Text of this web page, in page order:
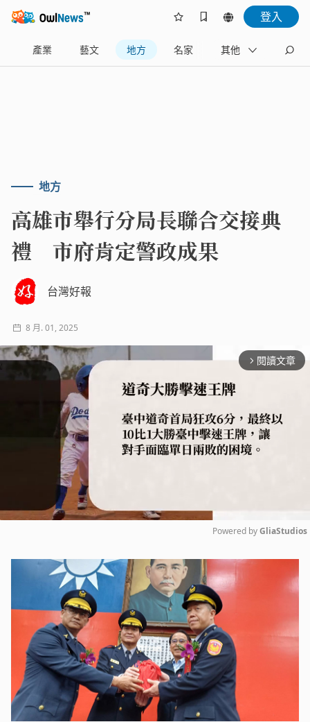
登入
產業 藝文 地方 名家 其他
地方
高雄市舉行分局長聯合交接典
禮 市府肯定警政成果
台灣好報
8 月. 01, 2025
arrow_forward_ios 閱讀文章
Mute
Powered by GliaStudios